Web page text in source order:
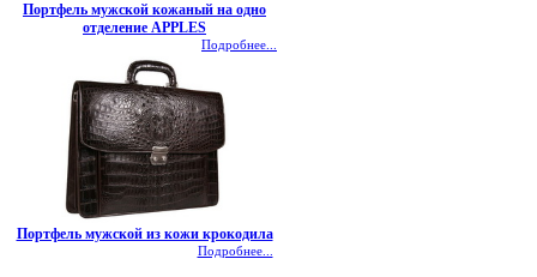
Портфель мужской кожаный на одно
отделение APPLES
Подробнее...
Портфель мужской из кожи крокодила
Подробнее...